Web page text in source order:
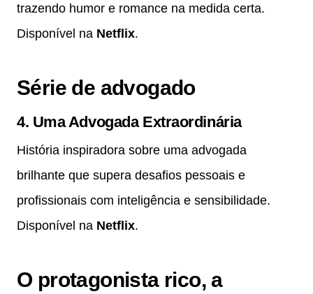
trazendo humor e romance na medida certa.
Disponível na Netflix.
Série de advogado
4. Uma Advogada Extraordinária
História inspiradora sobre uma advogada
brilhante que supera desafios pessoais e
profissionais com inteligência e sensibilidade.
Disponível na Netflix.
O protagonista rico, a